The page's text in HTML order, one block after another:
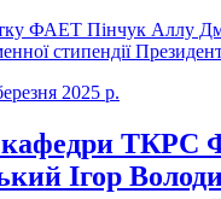
ФАЕТ Пінчук Аллу
стипендії
2025 р.
кафедри ТКРС
Ігор